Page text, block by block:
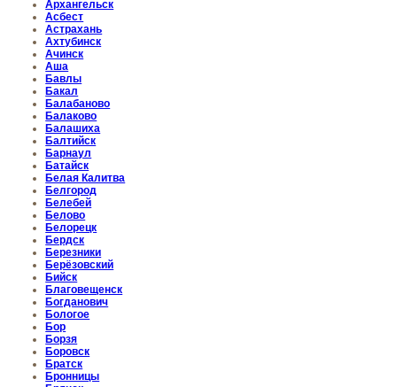
Архангельск
Асбест
Астрахань
Ахтубинск
Ачинск
Аша
Бавлы
Бакал
Балабаново
Балаково
Балашиха
Балтийск
Барнаул
Батайск
Белая Калитва
Белгород
Белебей
Белово
Белорецк
Бердск
Березники
Берёзовский
Бийск
Благовещенск
Богданович
Бологое
Бор
Борзя
Боровск
Братск
Бронницы